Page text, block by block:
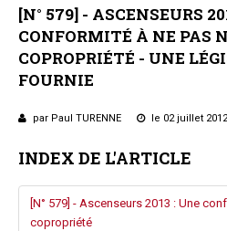
Au Parlement
Gestion et maintenance
Pratique de la copro.
Questions/réponses
Copro. en difficulté
Formez-vous !
Parole d'experts*
[N° 579] - ASCENSEURS
CONFORMITÉ À NE PAS
COPROPRIÉTÉ - UNE
FOURNIE
par Paul TURENNE le 02 juillet 2012
INDEX DE L'ARTICLE
[N° 579] - Ascenseurs 2013 : Une
copropriété